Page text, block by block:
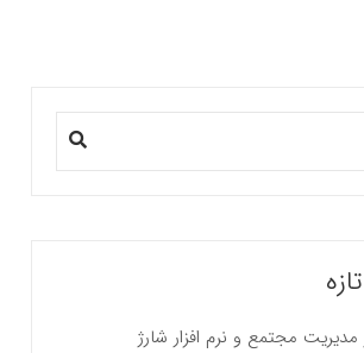
مدیریت مجتمع و نرم افزار شارژ